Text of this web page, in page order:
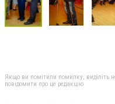
Якщо ви помітили помилку, виділіть
повідомити про це редакцію